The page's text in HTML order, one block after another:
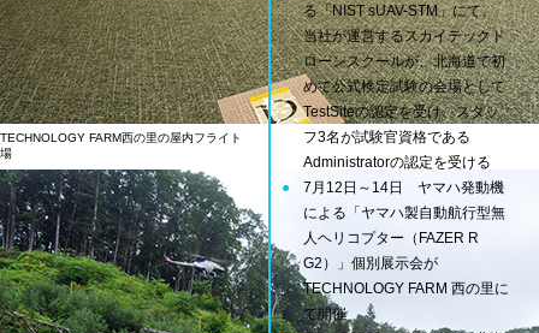
TECHNOLOGY FARM西の里の屋内フライト
場
る「NIST sUAV-STM」にて、
当社が運営するスカイテックド
ローンスクールが、北海道で初
めて公式検定試験の会場として
TestSiteの認定を受け、スタッ
フ3名が試験官資格である
Administratorの認定を受ける
7月12日～14日 ヤマハ発動機
による「ヤマハ製自動航行型無
人ヘリコプター（FAZER R
G2）」個別展示会が
TECHNOLOGY FARM 西の里に
て開催